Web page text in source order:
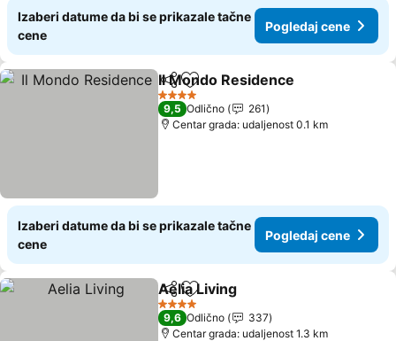
Izaberi datume da bi se prikazale tačne
cene
Pogledaj cene
Deli Dodati u favorite
Il Mondo Residence
4 Zvezdice
9,5 Odlično
261
Centar grada: udaljenost 0.1 km
Izaberi datume da bi se prikazale tačne
cene
Pogledaj cene
Deli Dodati u favorite
Aelia Living
4 Zvezdice
9,6 Odlično
337
Centar grada: udaljenost 1.3 km